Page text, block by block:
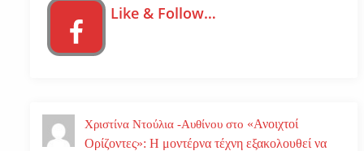
Like & Follow…
Χριστίνα Ντούλια -Αυθίνου στο «Ανοιχτοί
Ορίζοντες»: Η μοντέρνα τέχνη εξακολουθεί να